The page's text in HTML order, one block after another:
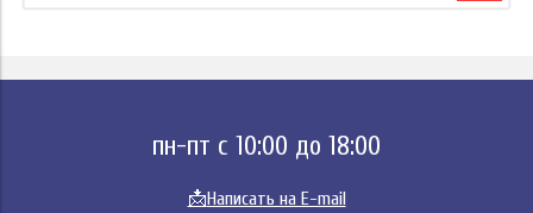
пн-пт с 10:00 до 18:00
📩Написать на E-mail